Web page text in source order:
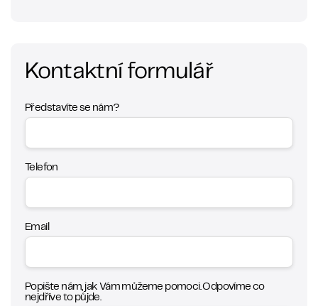
Kontaktní formulář
Představíte se nám?
Telefon
Email
Popište nám, jak Vám můžeme pomoci. Odpovíme co
nejdříve to půjde.